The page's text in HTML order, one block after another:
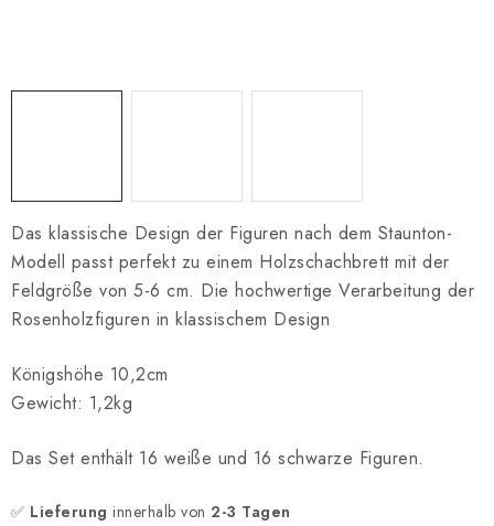
Das klassische Design der Figuren nach dem Staunton-
Modell passt perfekt zu einem Holzschachbrett mit der
Feldgröße von 5-6 cm. Die hochwertige Verarbeitung der
Rosenholzfiguren in klassischem Design
Königshöhe 10,2cm
Gewicht: 1,2kg
Das Set enthält 16 weiße und 16 schwarze Figuren.
✅ Lieferung innerhalb von 2-3 Tagen